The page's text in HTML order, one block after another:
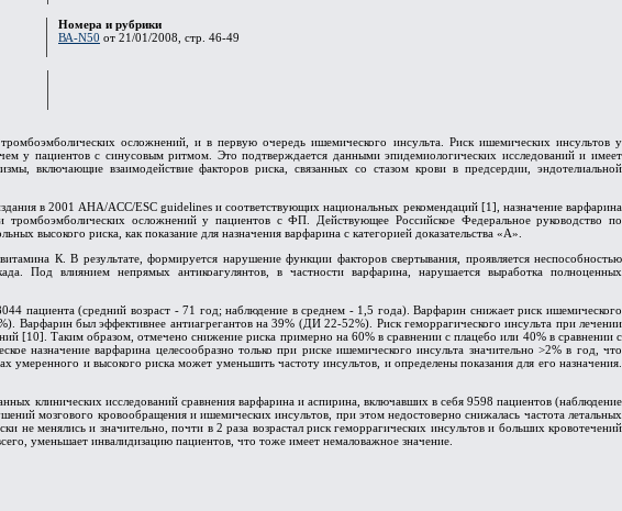
Номера и рубрики
ВА-N50 от 21/01/2008, стр. 46-49
осложнений, и в первую очередь ишемического инсульта. Риск ишемических инсультов у
у пациентов с синусовым ритмом. Это подтверждается данными эпидемиологических исследований и имеет
включающие взаимодействие факторов риска, связанных со стазом крови в предсердии, эндотелиальной
в 2001 AHA/ACC/ESC guidelines и соответствующих национальных рекомендаций [1], назначение варфарина
осложнений у пациентов с ФП. Действующее Российское Федеральное руководство по
высокого риска, как показание для назначения варфарина с категорией доказательства «А».
К. В результате, формируется нарушение функции факторов свертывания, проявляется неспособностью
Под влиянием непрямых антикоагулянтов, в частности варфарина, нарушается выработка полноценных
пациента (средний возраст - 71 год; наблюдение в среднем - 1,5 года). Варфарин снижает риск ишемического
был эффективнее антиагрегантов на 39% (ДИ 22-52%). Риск геморрагического инсульта при лечении
[10]. Таким образом, отмечено снижение риска примерно на 60% в сравнении с плацебо или 40% в сравнении с
назначение варфарина целесообразно только при риске ишемического инсульта значительно >2% в год, что
и высокого риска может уменьшить частоту инсультов, и определены показания для его назначения.
клинических исследований сравнения варфарина и аспирина, включавших в себя 9598 пациентов (наблюдение
мозгового кровообращения и ишемических инсультов, при этом недостоверно снижалась частота летальных
не менялись и значительно, почти в 2 раза возрастал риск геморрагических инсультов и больших кровотечений
уменьшает инвалидизацию пациентов, что тоже имеет немаловажное значение.